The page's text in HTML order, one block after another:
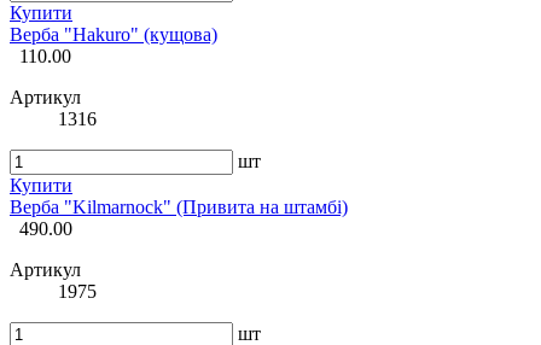
Купити
Верба "Hakuro" (кущова)
110.00
Артикул
1316
шт
Купити
Верба "Kilmarnock" (Привита на штамбі)
490.00
Артикул
1975
шт